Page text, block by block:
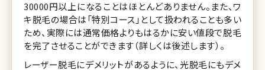
30000円以上になることはほとんどありません。また、ワ
キ脱毛の場合は「特別コース」として扱われることも多い
ため、実際には通常価格よりもはるかに安い値段で脱毛
を完了させることができます（詳しくは後述します）。
レーザー脱毛にデメリットがあるように、光脱毛にもデメ